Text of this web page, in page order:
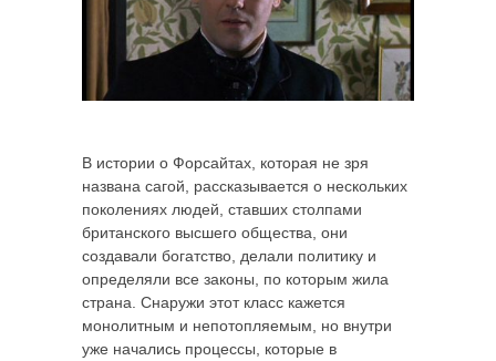
В истории о Форсайтах, которая не зря
названа сагой, рассказывается о нескольких
поколениях людей, ставших столпами
британского высшего общества, они
создавали богатство, делали политику и
определяли все законы, по которым жила
страна. Снаружи этот класс кажется
монолитным и непотопляемым, но внутри
уже начались процессы, которые в